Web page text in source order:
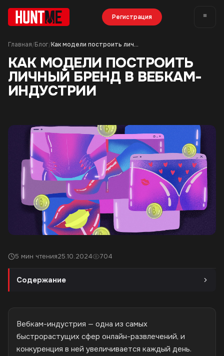
Регистрация
Главная/Блог/ Как модели построить личный бренд в вебкам-индустрии
КАК МОДЕЛИ ПОСТРОИТЬ
ЛИЧНЫЙ БРЕНД В ВЕБКАМ-
ИНДУСТРИИ
5 мин чтения25.10.2024 704
Содержание
Вебкам-индустрия — одна из самых
быстрорастущих сфер онлайн-развлечений, и
конкуренция в ней увеличивается каждый день.